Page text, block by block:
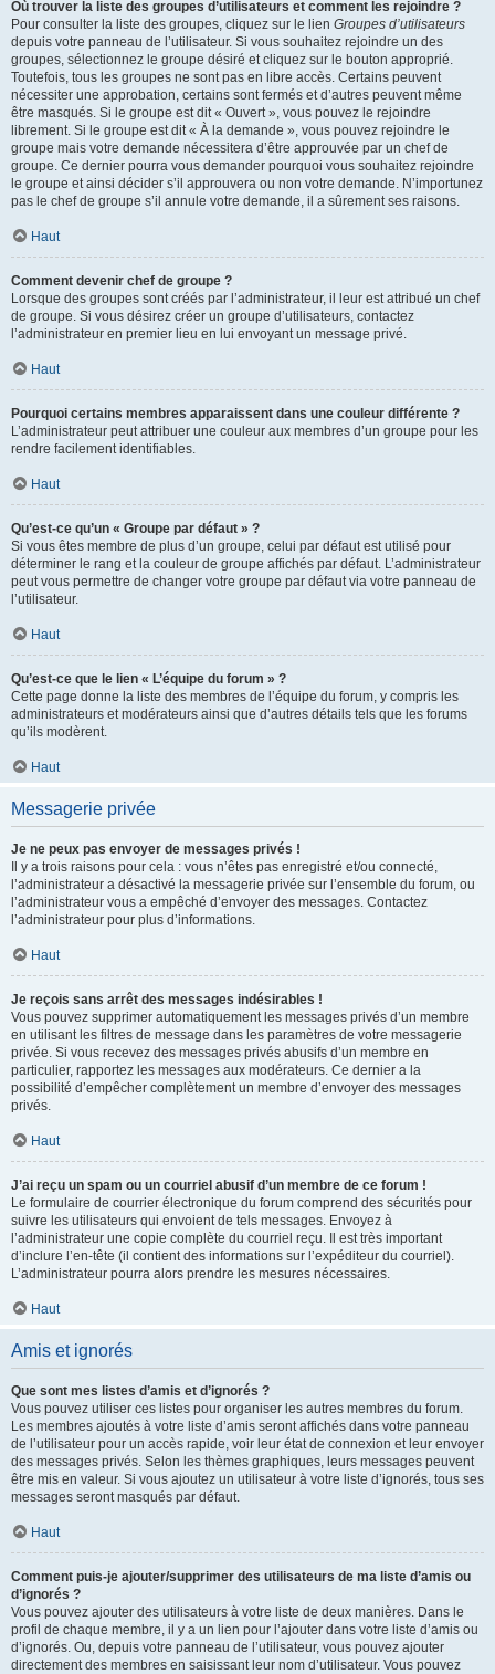
Où trouver la liste des groupes d’utilisateurs et comment les rejoindre ?
Pour consulter la liste des groupes, cliquez sur le lien Groupes d’utilisateurs
depuis votre panneau de l’utilisateur. Si vous souhaitez rejoindre un des
groupes, sélectionnez le groupe désiré et cliquez sur le bouton approprié.
Toutefois, tous les groupes ne sont pas en libre accès. Certains peuvent
nécessiter une approbation, certains sont fermés et d’autres peuvent même
être masqués. Si le groupe est dit « Ouvert », vous pouvez le rejoindre
librement. Si le groupe est dit « À la demande », vous pouvez rejoindre le
groupe mais votre demande nécessitera d’être approuvée par un chef de
groupe. Ce dernier pourra vous demander pourquoi vous souhaitez rejoindre
le groupe et ainsi décider s’il approuvera ou non votre demande. N’importunez
pas le chef de groupe s’il annule votre demande, il a sûrement ses raisons.
Haut
Comment devenir chef de groupe ?
Lorsque des groupes sont créés par l’administrateur, il leur est attribué un chef
de groupe. Si vous désirez créer un groupe d’utilisateurs, contactez
l’administrateur en premier lieu en lui envoyant un message privé.
Haut
Pourquoi certains membres apparaissent dans une couleur différente ?
L’administrateur peut attribuer une couleur aux membres d’un groupe pour les
rendre facilement identifiables.
Haut
Qu’est-ce qu’un « Groupe par défaut » ?
Si vous êtes membre de plus d’un groupe, celui par défaut est utilisé pour
déterminer le rang et la couleur de groupe affichés par défaut. L’administrateur
peut vous permettre de changer votre groupe par défaut via votre panneau de
l’utilisateur.
Haut
Qu’est-ce que le lien « L’équipe du forum » ?
Cette page donne la liste des membres de l’équipe du forum, y compris les
administrateurs et modérateurs ainsi que d’autres détails tels que les forums
qu’ils modèrent.
Haut
Messagerie privée
Je ne peux pas envoyer de messages privés !
Il y a trois raisons pour cela : vous n’êtes pas enregistré et/ou connecté,
l’administrateur a désactivé la messagerie privée sur l’ensemble du forum, ou
l’administrateur vous a empêché d’envoyer des messages. Contactez
l’administrateur pour plus d’informations.
Haut
Je reçois sans arrêt des messages indésirables !
Vous pouvez supprimer automatiquement les messages privés d’un membre
en utilisant les filtres de message dans les paramètres de votre messagerie
privée. Si vous recevez des messages privés abusifs d’un membre en
particulier, rapportez les messages aux modérateurs. Ce dernier a la
possibilité d’empêcher complètement un membre d’envoyer des messages
privés.
Haut
J’ai reçu un spam ou un courriel abusif d’un membre de ce forum !
Le formulaire de courrier électronique du forum comprend des sécurités pour
suivre les utilisateurs qui envoient de tels messages. Envoyez à
l’administrateur une copie complète du courriel reçu. Il est très important
d’inclure l’en-tête (il contient des informations sur l’expéditeur du courriel).
L’administrateur pourra alors prendre les mesures nécessaires.
Haut
Amis et ignorés
Que sont mes listes d’amis et d’ignorés ?
Vous pouvez utiliser ces listes pour organiser les autres membres du forum.
Les membres ajoutés à votre liste d’amis seront affichés dans votre panneau
de l’utilisateur pour un accès rapide, voir leur état de connexion et leur envoyer
des messages privés. Selon les thèmes graphiques, leurs messages peuvent
être mis en valeur. Si vous ajoutez un utilisateur à votre liste d’ignorés, tous ses
messages seront masqués par défaut.
Haut
Comment puis-je ajouter/supprimer des utilisateurs de ma liste d’amis ou
d’ignorés ?
Vous pouvez ajouter des utilisateurs à votre liste de deux manières. Dans le
profil de chaque membre, il y a un lien pour l’ajouter dans votre liste d’amis ou
d’ignorés. Ou, depuis votre panneau de l’utilisateur, vous pouvez ajouter
directement des membres en saisissant leur nom d’utilisateur. Vous pouvez